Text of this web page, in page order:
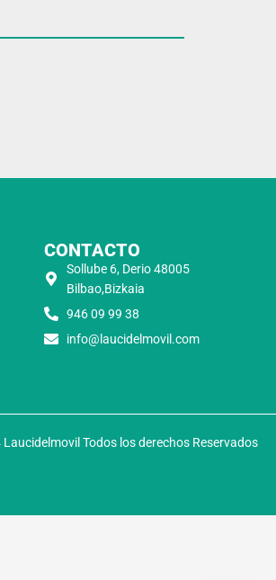
CONTACTO
Sollube 6, Derio 48005
Bilbao,Bizkaia
946 09 99 38
info@laucidelmovil.com
Todos los derechos Reservados